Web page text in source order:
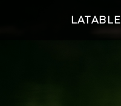
LATABLE